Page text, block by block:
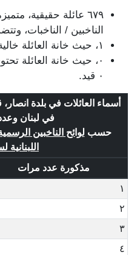
٦٧٩ عائلة حقيقية،
الناخبين / الناخبات، وتتضمن
١، حيث خانة العائلة خالية كلياً ما مجموعه، ٢ قيد.
٠، حيث خانة العائلة
٠ قيد.
أسماء العائلات في بلدة
في لبنان
حسب لوائح الناخبين
اللبنانية
مذكورة عدد مرات
١
٢
٣
٤